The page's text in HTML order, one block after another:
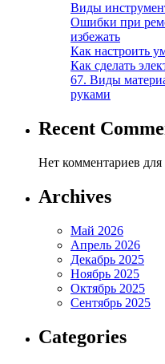
Виды
Ошибки при
избежать
Как настроить
Как сделать
67. Виды
руками
Recent
Нет комментариев для
Archives
Май 2026
Апрель 2026
Декабрь 2025
Ноябрь 2025
Октябрь 2025
Сентябрь 2025
Categories